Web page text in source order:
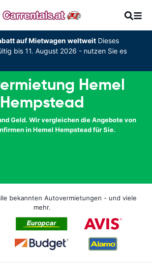
auf Mietwagen weltweitDieses
bis 11. August 2026 - nutzen Sie es
Hemel
Hempstead
Geld. Wir vergleichen die Angebote von
in Hemel Hempstead für Sie.
bekannten Autovermietungen - und viele
mehr.